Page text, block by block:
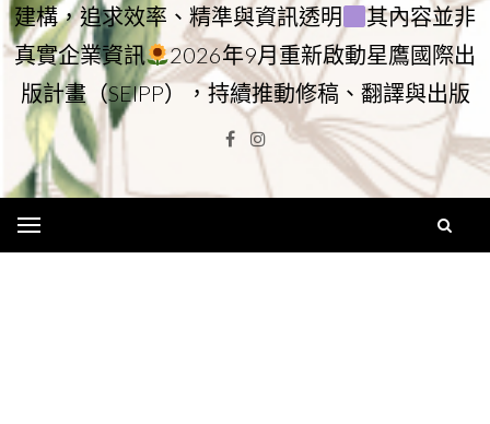
建構，追求效率、精準與資訊透明
其內容並非
真實企業資訊
2026年9月重新啟動星鷹國際出
版計畫（SEIPP），持續推動修稿、翻譯與出版
Facebook
Instagram